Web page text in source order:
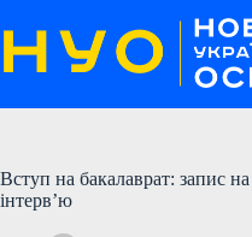
до
вмісту
Вступ на бакалаврат: запис
інтерв’ю